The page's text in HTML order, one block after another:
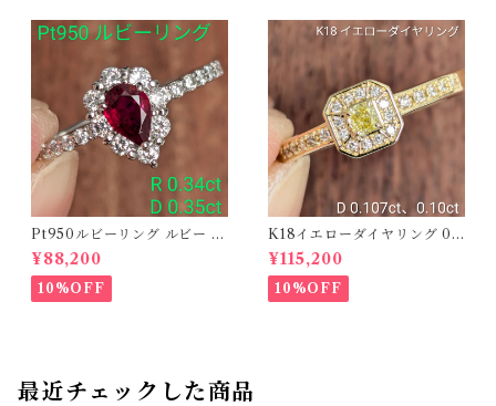
Pt950ルビーリング ルビー 0.
34ct ダイヤモンド 0.35ct【P
RO206885】
¥88,200
10%OFF
K18イエローダイヤリング 0.1
07ct D 0.10ct【PRO20878
1】
¥115,200
10%OFF
最近チェックした商品